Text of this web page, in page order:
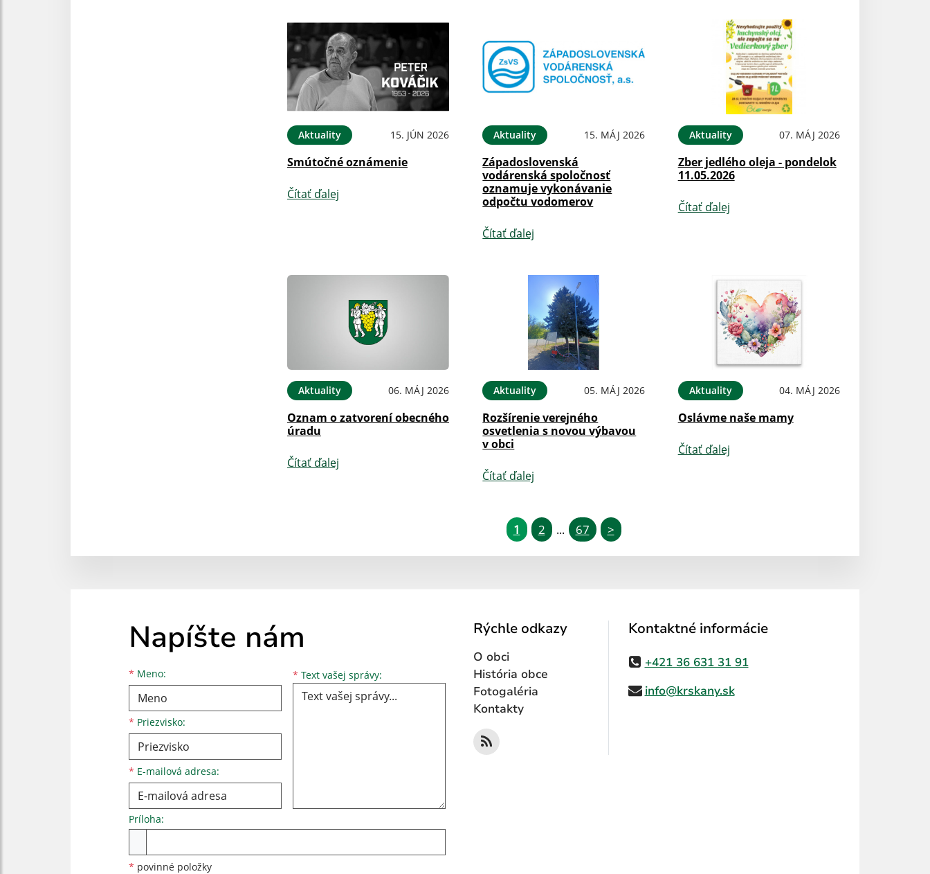
Aktuality 15. JÚN 2026
Smútočné oznámenie
Čítať ďalej
Aktuality 15. MÁJ 2026
Západoslovenská
vodárenská spoločnosť
oznamuje vykonávanie
odpočtu vodomerov
Čítať ďalej
Aktuality 07. MÁJ 2026
Zber jedlého oleja - pondelok
11.05.2026
Čítať ďalej
Aktuality 06. MÁJ 2026
Oznam o zatvorení obecného
úradu
Čítať ďalej
Aktuality 05. MÁJ 2026
Rozšírenie verejného
osvetlenia s novou výbavou
v obci
Čítať ďalej
Aktuality 04. MÁJ 2026
Oslávme naše mamy
Čítať ďalej
1 2 ... 67 >
Napíšte nám
* Meno:
Meno
* Priezvisko:
Priezvisko
* E-mailová adresa:
E-mailová adresa * Text vašej správy: Text vašej správy...
Príloha:
* povinné položky
Rýchle odkazy
O obci
História obce
Fotogaléria
Kontakty
Kontaktné informácie
+421 36 631 31 91
info@krskany.sk